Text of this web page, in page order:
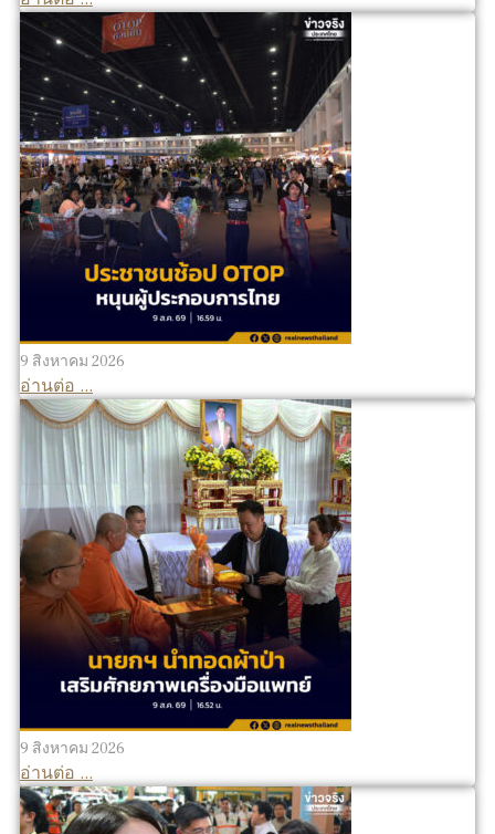
9 สิงหาคม 2026
อ่านต่อ ...
9 สิงหาคม 2026
อ่านต่อ ...